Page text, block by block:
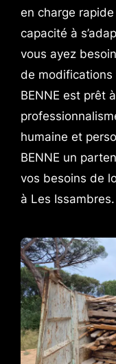
en charge
capacité à
vous ayez
de modifications
BENNE est prêt
humaine et
BENNE un
vos besoins de
à Les Issambres.